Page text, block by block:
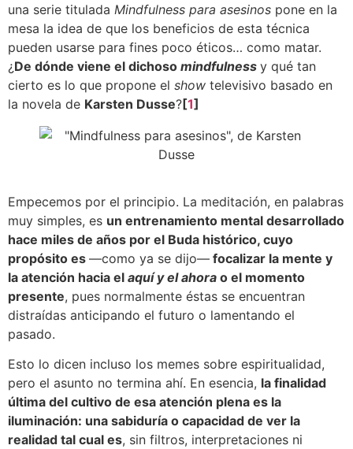
una serie titulada Mindfulness para asesinos pone en la
mesa la idea de que los beneficios de esta técnica
pueden usarse para fines poco éticos… como matar.
¿De dónde viene el dichoso mindfulness y qué tan
cierto es lo que propone el show televisivo basado en
la novela de Karsten Dusse?[1]
Empecemos por el principio. La meditación, en palabras
muy simples, es un entrenamiento mental desarrollado
hace miles de años por el Buda histórico, cuyo
propósito es —como ya se dijo— focalizar la mente y
la atención hacia el aquí y el ahora o el momento
presente, pues normalmente éstas se encuentran
distraídas anticipando el futuro o lamentando el
pasado.
Esto lo dicen incluso los memes sobre espiritualidad,
pero el asunto no termina ahí. En esencia, la finalidad
última del cultivo de esa atención plena es la
iluminación: una sabiduría o capacidad de ver la
realidad tal cual es, sin filtros, interpretaciones ni